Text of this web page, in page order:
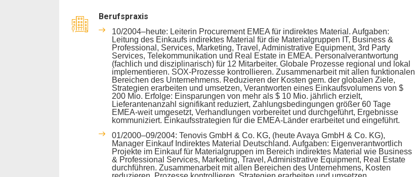
Berufspraxis
10/2004–heute: Leiterin Procurement EMEA für indirektes Material. Aufgaben:
Leitung des Einkaufs indirektes Material für die Materialgruppen IT, Business &
Professional, Services, Marketing, Travel, Administrative Equipment, 3rd Party
Services, Telekommunikation und Real Estate in EMEA. Personalverantwortung
(fachlich und disziplinarisch) für 12 Mitarbeiter. Globale Prozesse regional und lokal
implementieren. SOX-Prozesse kontrollieren. Zusammenarbeit mit allen funktionalen
Bereichen des Unternehmens. Reduzieren der Kosten gem. der globalen Ziele,
Strategien erarbeiten und umsetzen, Verantworten eines Einkaufsvolumens von $
200 Mio. Erfolge: Einsparungen von mehr als $ 10 Mio. jährlich erzielt,
Lieferantenanzahl signifikant reduziert, Zahlungsbedingungen größer 60 Tage
EMEA-weit umgesetzt, Verhandlungen vorbereitet und durchgeführt, Ergebnisse
kommuniziert. Einkaufsstrategien für die EMEA-Länder erarbeitet und eingeführt.
01/2000–09/2004: Tenovis GmbH & Co. KG, (heute Avaya GmbH & Co. KG),
Manager Einkauf Indirektes Material Deutschland. Aufgaben: Eigenverantwortlich
Projekte im Einkauf für Materialgruppen im Bereich indirektes Material wie Business
& Professional Services, Marketing, Travel, Administrative Equipment, Real Estate
durchführen. Zusammenarbeit mit allen Bereichen des Unternehmens, Kosten